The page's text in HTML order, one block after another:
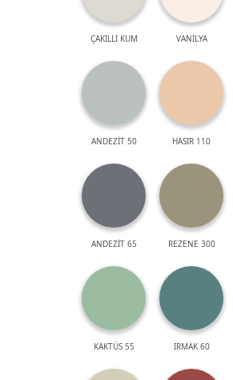
ÇAKILLI KUM VANİLYA
ANDEZİT 50 HASIR 110
ANDEZİT 65 REZENE 300
KAKTÜS 55 IRMAK 60